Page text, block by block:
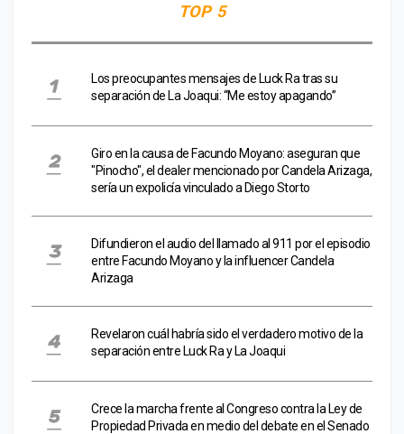
TOP 5
Los preocupantes mensajes de Luck Ra tras su
separación de La Joaqui: “Me estoy apagando”
Giro en la causa de Facundo Moyano: aseguran que
"Pinocho", el dealer mencionado por Candela Arizaga,
sería un expolicía vinculado a Diego Storto
Difundieron el audio del llamado al 911 por el episodio
entre Facundo Moyano y la influencer Candela
Arizaga
Revelaron cuál habría sido el verdadero motivo de la
separación entre Luck Ra y La Joaqui
Crece la marcha frente al Congreso contra la Ley de
Propiedad Privada en medio del debate en el Senado